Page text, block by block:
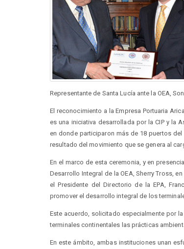
Representante de Santa Lucía ante la OEA,
El reconocimiento a la Empresa Portuaria
es una iniciativa desarrollada por la CIP y la
en donde participaron más de 18 puertos
resultado del movimiento que se genera al
En el marco de esta ceremonia, y en
Desarrollo Integral de la OEA, Sherry Tross,
el Presidente del Directorio de la EPA,
promover el desarrollo integral de los
Este acuerdo, solicitado especialmente por
terminales continentales las prácticas
En este ámbito, ambas instituciones unan